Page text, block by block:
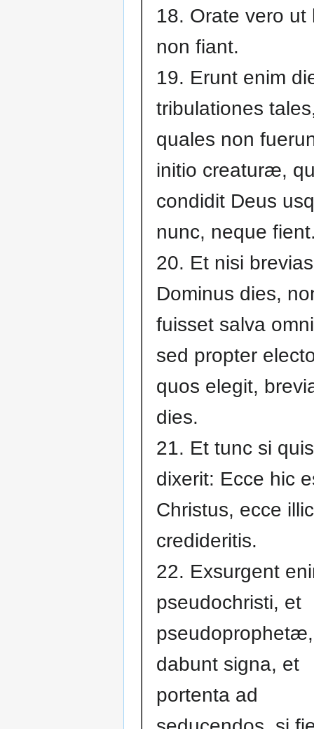
18. Orate vero ut
non fiant.
19. Erunt enim
tribulationes
quales non
initio creaturæ,
condidit Deus
nunc, neque
20. Et nisi
Dominus dies,
fuisset salva
sed propter
quos elegit,
dies.
21. Et tunc si
dixerit: Ecce hic
Christus, ecce
credideritis.
22. Exsurgent
pseudochristi, et
dabunt signa, et
portenta ad